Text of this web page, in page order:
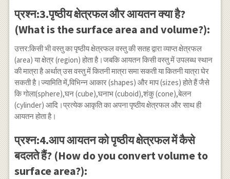
}^3=l^3
प्रश्न:3.पृष्ठीय क्षेत्रफल और आयतन क्या है?
(What is the surface area and volume?):
उत्तर:किसी भी वस्तु का पृष्ठीय क्षेत्रफल वस्तु की सतह द्वारा व्याप्त क्षेत्रफल
(area) या क्षेत्र (region) होता है।जबकि आयतन किसी वस्तु में उपलब्ध स्थान
की मात्रा है अर्थात् उस वस्तु में कितनी मात्रा समा सकती या कितनी यात्रा घेर
सकती है।ज्यामिति में,विभिन्न आकार (shapes) और माप (sizes) होते हैं जैसे
कि गोला(sphere),घन (cube),घनाभ (cuboid),शंकु (cone),बेलन
(cylinder) आदि।प्रत्येक आकृति का अपना पृष्ठीय क्षेत्रफल और साथ ही
आयतन होता है।
प्रश्न:4.आप आयतन को पृष्ठीय क्षेत्रफल में कैसे
बदलते हैं? (How do you convert volume to
surface area?):